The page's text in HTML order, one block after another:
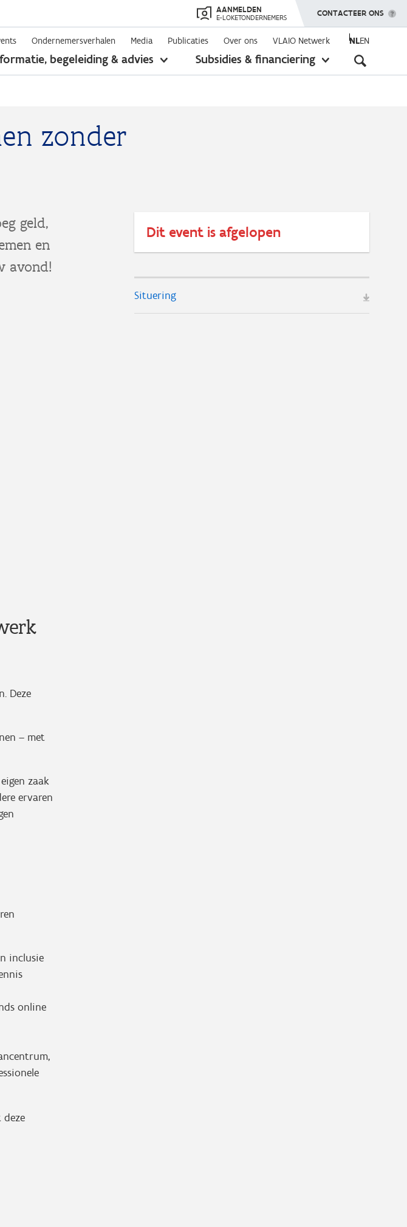
Overslaan
en
naar
de
AANMELDEN
E-LOKETONDERNEMERS TOON MENU
CONTACTEER ONS
Ondernemersverhalen Media Publicaties Over ons VLAIO Netwerk NLEN
begeleiding & advies
toon
Subsidies & financiering
toon
zonder
geld,
en
avond!
Deze
– met
zaak
ervaren
inclusie
online
Dit event is afgelopen
Situering